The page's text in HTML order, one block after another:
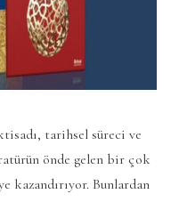
tarihsel süreci ve
önde gelen bir çok
kazandırıyor. Bunlardan